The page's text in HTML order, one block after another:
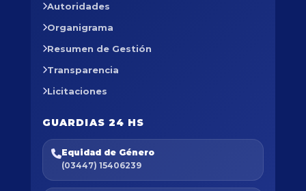
Autoridades
Organigrama
Resumen de Gestión
Transparencia
Licitaciones
GUARDIAS 24 HS
Equidad de Género
(03447) 15406239